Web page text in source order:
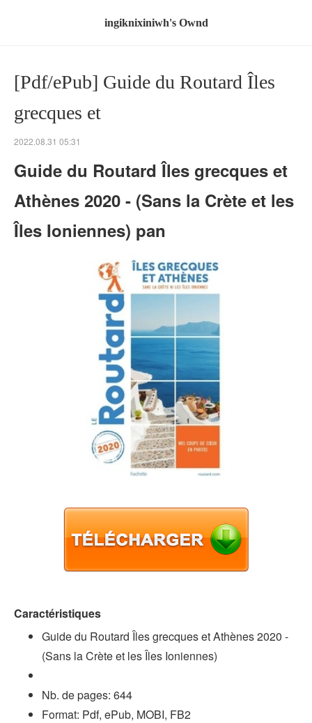
ingiknixiniwh's Ownd
[Pdf/ePub] Guide du Routard Îles
grecques et
2022.08.31 05:31
Guide du Routard Îles grecques et
Athènes 2020 - (Sans la Crète et les
Îles Ioniennes) pan
Caractéristiques
Guide du Routard Îles grecques et Athènes 2020 -
(Sans la Crète et les Îles Ioniennes)
Nb. de pages: 644
Format: Pdf, ePub, MOBI, FB2